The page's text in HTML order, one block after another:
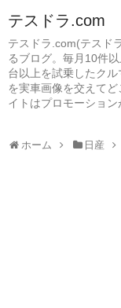
テスドラ.com
テスドラ.com(テスド
るブログ。毎月10件
台以上を試乗したク
を実車画像を交えて
イトはプロモーション
ホーム 日産